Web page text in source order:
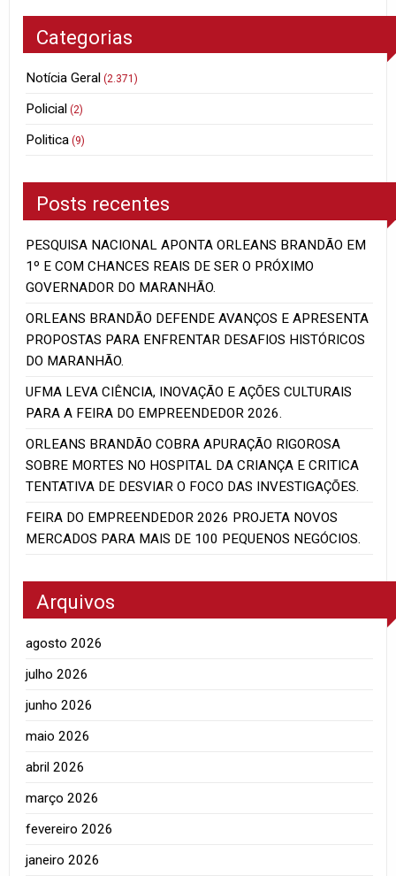
Categorias
Notícia Geral (2.371)
Policial (2)
Politica (9)
Posts recentes
PESQUISA NACIONAL APONTA ORLEANS BRANDÃO EM
1º E COM CHANCES REAIS DE SER O PRÓXIMO
GOVERNADOR DO MARANHÃO.
ORLEANS BRANDÃO DEFENDE AVANÇOS E APRESENTA
PROPOSTAS PARA ENFRENTAR DESAFIOS HISTÓRICOS
DO MARANHÃO.
UFMA LEVA CIÊNCIA, INOVAÇÃO E AÇÕES CULTURAIS
PARA A FEIRA DO EMPREENDEDOR 2026.
ORLEANS BRANDÃO COBRA APURAÇÃO RIGOROSA
SOBRE MORTES NO HOSPITAL DA CRIANÇA E CRITICA
TENTATIVA DE DESVIAR O FOCO DAS INVESTIGAÇÕES.
FEIRA DO EMPREENDEDOR 2026 PROJETA NOVOS
MERCADOS PARA MAIS DE 100 PEQUENOS NEGÓCIOS.
Arquivos
agosto 2026
julho 2026
junho 2026
maio 2026
abril 2026
março 2026
fevereiro 2026
janeiro 2026